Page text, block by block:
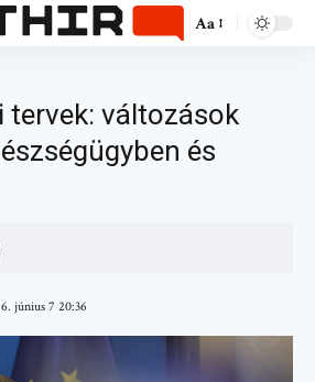
Aa
tervek: változások
és
június 7 20:36